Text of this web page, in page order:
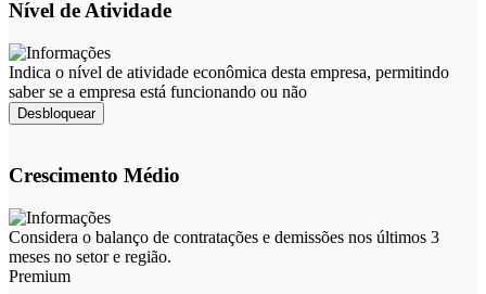
Nível de Atividade
Indica o nível de atividade econômica desta empresa, permitindo
saber se a empresa está funcionando ou não
Desbloquear
Crescimento Médio
Considera o balanço de contratações e demissões nos últimos 3
meses no setor e região.
Premium